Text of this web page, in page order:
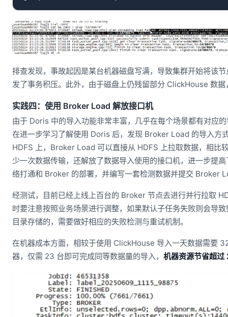
排查发现，事故起因是某台机器磁盘写满，导致集群开始将该
发了事务积压。此外，由于磁盘上仍残留部分 ClickHouse 数
实践四：使用 Broker Load 解放接口机
由于 Doris 中的导入功能非常丰富，几乎在每个场景都有对应
在进一步学习了解使用 Doris 后，发现 Broker Load 的导入方
HDFS 上，Broker Load 可以直接从 HDFS 上拉取数据，相比
少一次数据传输，还解放了数据导入使用的接口机，进一步提
络打通和 Broker 的部署，并编写一套检测数据并提交 Broker
经测试，目前已经上线上百台的 Broker 节点去进行并行拉取
时要注意按照业务场景进行调整，如果默认子任务失败则会导
目录存储的，需要做好相应的失败检测与重试机制。
在机器成本方面，相较于使用 ClickHouse 导入一天数据需要
器，仅需 23 台即可完成同等数据量的导入， 机器资源节省超过